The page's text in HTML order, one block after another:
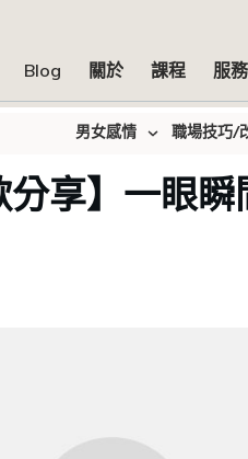
Blog 關於 課程 服務
男女感情 職場技巧/
分享】一眼